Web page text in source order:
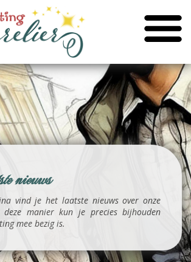
nieuws
vind je het laatste nieuws over onze
deze manier kun je precies bijhouden
mee bezig is.